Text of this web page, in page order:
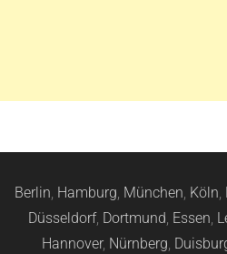
Berlin, Hamburg, München, Köln,
Düsseldorf, Dortmund, Essen,
Hannover, Nürnberg,